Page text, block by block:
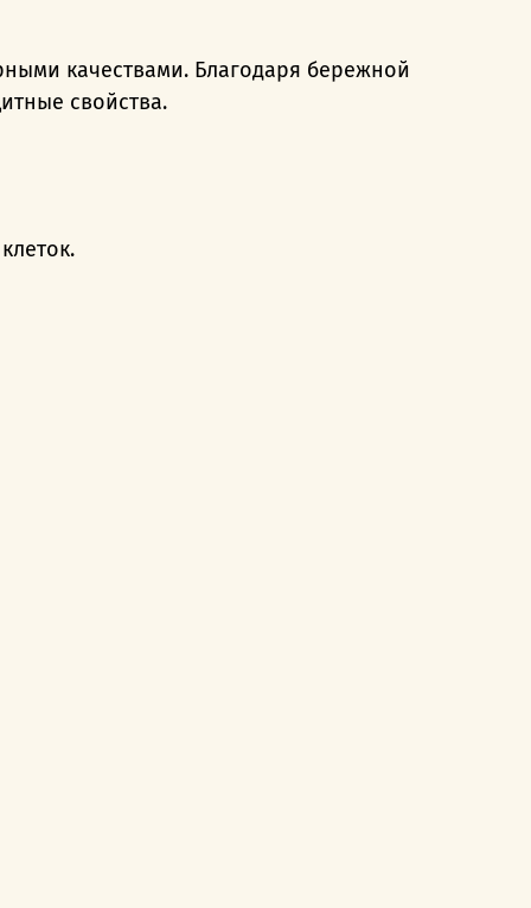
качествами. Благодаря бережной
свойства.